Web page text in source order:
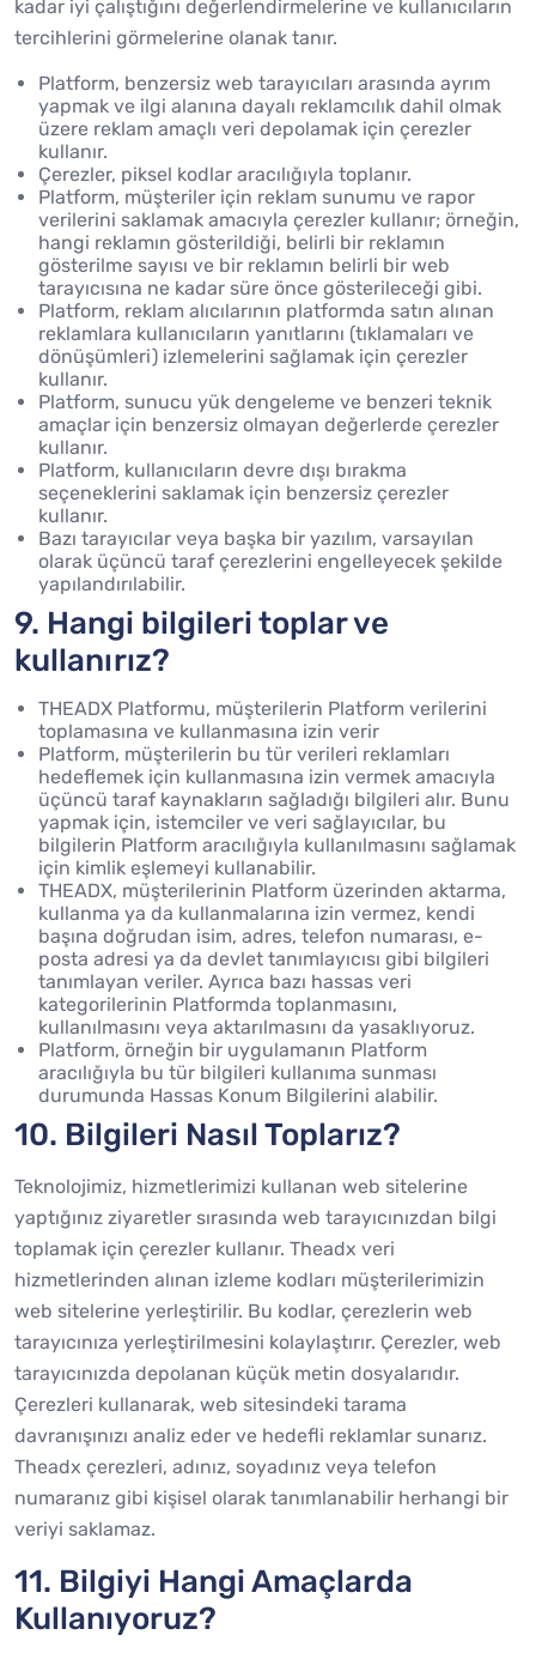
kadar iyi çalıştığını değerlendirmelerine ve kullanıcıların
tercihlerini görmelerine olanak tanır.
Platform, benzersiz web tarayıcıları arasında ayrım
yapmak ve ilgi alanına dayalı reklamcılık dahil olmak
üzere reklam amaçlı veri depolamak için çerezler
kullanır.
Çerezler, piksel kodlar aracılığıyla toplanır.
Platform, müşteriler için reklam sunumu ve rapor
verilerini saklamak amacıyla çerezler kullanır; örneğin,
hangi reklamın gösterildiği, belirli bir reklamın
gösterilme sayısı ve bir reklamın belirli bir web
tarayıcısına ne kadar süre önce gösterileceği gibi.
Platform, reklam alıcılarının platformda satın alınan
reklamlara kullanıcıların yanıtlarını (tıklamaları ve
dönüşümleri) izlemelerini sağlamak için çerezler
kullanır.
Platform, sunucu yük dengeleme ve benzeri teknik
amaçlar için benzersiz olmayan değerlerde çerezler
kullanır.
Platform, kullanıcıların devre dışı bırakma
seçeneklerini saklamak için benzersiz çerezler
kullanır.
Bazı tarayıcılar veya başka bir yazılım, varsayılan
olarak üçüncü taraf çerezlerini engelleyecek şekilde
yapılandırılabilir.
9. Hangi bilgileri toplar ve
kullanırız?
THEADX Platformu, müşterilerin Platform verilerini
toplamasına ve kullanmasına izin verir
Platform, müşterilerin bu tür verileri reklamları
hedeflemek için kullanmasına izin vermek amacıyla
üçüncü taraf kaynakların sağladığı bilgileri alır. Bunu
yapmak için, istemciler ve veri sağlayıcılar, bu
bilgilerin Platform aracılığıyla kullanılmasını sağlamak
için kimlik eşlemeyi kullanabilir.
THEADX, müşterilerinin Platform üzerinden aktarma,
kullanma ya da kullanmalarına izin vermez, kendi
başına doğrudan isim, adres, telefon numarası, e-
posta adresi ya da devlet tanımlayıcısı gibi bilgileri
tanımlayan veriler. Ayrıca bazı hassas veri
kategorilerinin Platformda toplanmasını,
kullanılmasını veya aktarılmasını da yasaklıyoruz.
Platform, örneğin bir uygulamanın Platform
aracılığıyla bu tür bilgileri kullanıma sunması
durumunda Hassas Konum Bilgilerini alabilir.
10. Bilgileri Nasıl Toplarız?
Teknolojimiz, hizmetlerimizi kullanan web sitelerine
yaptığınız ziyaretler sırasında web tarayıcınızdan bilgi
toplamak için çerezler kullanır. Theadx veri
hizmetlerinden alınan izleme kodları müşterilerimizin
web sitelerine yerleştirilir. Bu kodlar, çerezlerin web
tarayıcınıza yerleştirilmesini kolaylaştırır. Çerezler, web
tarayıcınızda depolanan küçük metin dosyalarıdır.
Çerezleri kullanarak, web sitesindeki tarama
davranışınızı analiz eder ve hedefli reklamlar sunarız.
Theadx çerezleri, adınız, soyadınız veya telefon
numaranız gibi kişisel olarak tanımlanabilir herhangi bir
veriyi saklamaz.
11. Bilgiyi Hangi Amaçlarda
Kullanıyoruz?